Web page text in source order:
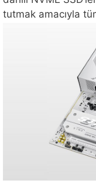
tutmak amacıyla